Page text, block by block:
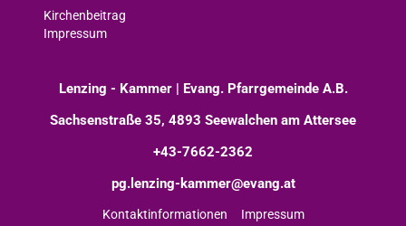
Kirchenbeitrag
Impressum
Lenzing - Kammer | Evang. Pfarrgemeinde A.B.
Sachsenstraße 35, 4893 Seewalchen am Attersee
+43-7662-2362
pg.lenzing-kammer@evang.at
Kontaktinformationen Impressum